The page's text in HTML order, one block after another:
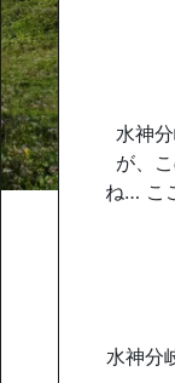
水神
が、
ね… こ
水神分